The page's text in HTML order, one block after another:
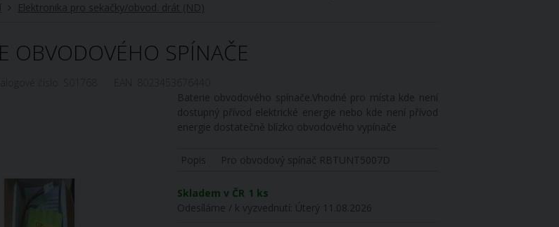
Elektronika pro sekačky/obvod. drát (ND)
OBVODOVÉHO SPÍNAČE
Baterie obvodového spínače.Vhodné pro místa kde není
dostupný přívod elektrické energie nebo kde není přívod
energie dostatečně blízko obvodového vypínače
Popis Pro obvodový spínač RBTUNT5007D
Skladem v ČR 1 ks
Odesíláme / k vyzvednutí: Úterý 11.08.2026